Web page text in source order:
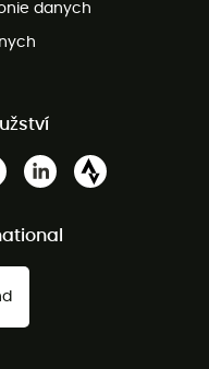
danych